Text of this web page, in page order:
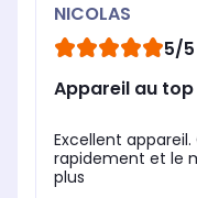
NICOLAS
5/5
Appareil au top
Excellent
rapidement et le
plus